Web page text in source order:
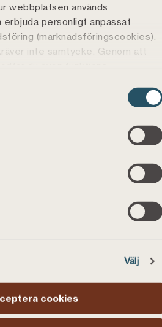
webbplatsen används
personligt anpassat
(marknadsföringscookies).
inte samtycke. Genom att
dina val eller återkalla
läs mer i
Välj
cookies
inkomsten går till villalånet
Andel av
inkomsten
Kvar efter
lån (kr/mån)
31 % 51 586 kr
19 % 46 244 kr